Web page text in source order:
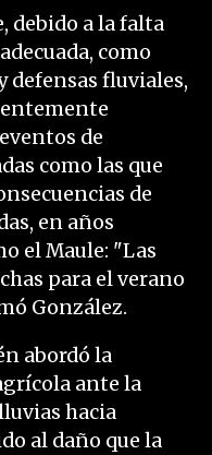
debido a la falta
como
defensas fluviales,
de
como las que
de
en años
el Maule: "Las
para el verano
González.
abordó la
ante la
hacia
al daño que la